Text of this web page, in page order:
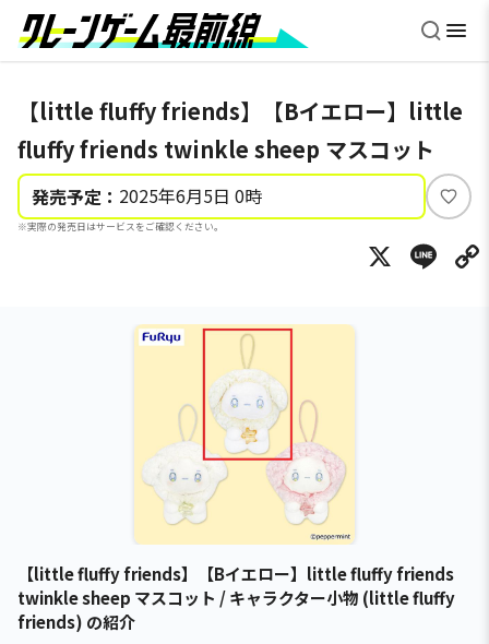
【little fluffy friends】【Bイエロー】little
fluffy friends twinkle sheep マスコット
発売予定： 2025年6月5日 0時
※実際の発売日はサービスをご確認ください。
い
ね
X
【little fluffy friends】【Bイエロー】little fluffy friends
twinkle sheep マスコット / キャラクター小物 (little fluffy
friends) の紹介